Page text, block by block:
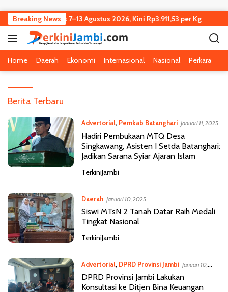
Breaking News
Turun Tipis 7–13 Agustus 2026, Kini Rp3.911,53 per Kg
Home Daerah Ekonomi Internasional Nasional Perkara
e
r
k
i
n
i
m
b
i
.
c
o
m
Berita Terbaru
Advertorial, Pemkab Batanghari Januari 11, 2025
Hadiri Pembukaan MTQ Desa
Singkawang, Asisten I Setda Batanghari:
Jadikan Sarana Syiar Ajaran Islam
TerkiniJambi
Daerah Januari 10, 2025
Siswi MTsN 2 Tanah Datar Raih Medali
Tingkat Nasional
TerkiniJambi
Advertorial, DPRD Provinsi Jambi Januari 10,
2025
DPRD Provinsi Jambi Lakukan
Konsultasi ke Ditjen Bina Keuangan